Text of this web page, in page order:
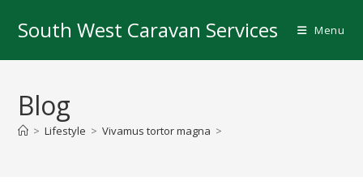
South West Caravan Services Menu
Blog
> Lifestyle > Vivamus tortor magna >